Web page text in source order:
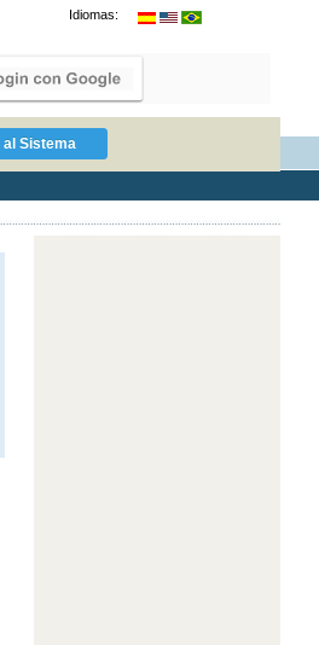
Idiomas: